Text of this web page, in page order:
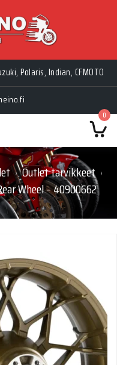
Polaris, Indian, CFMOTO
0
› Outlet tarvikkeet ›
Wheel – 40900662